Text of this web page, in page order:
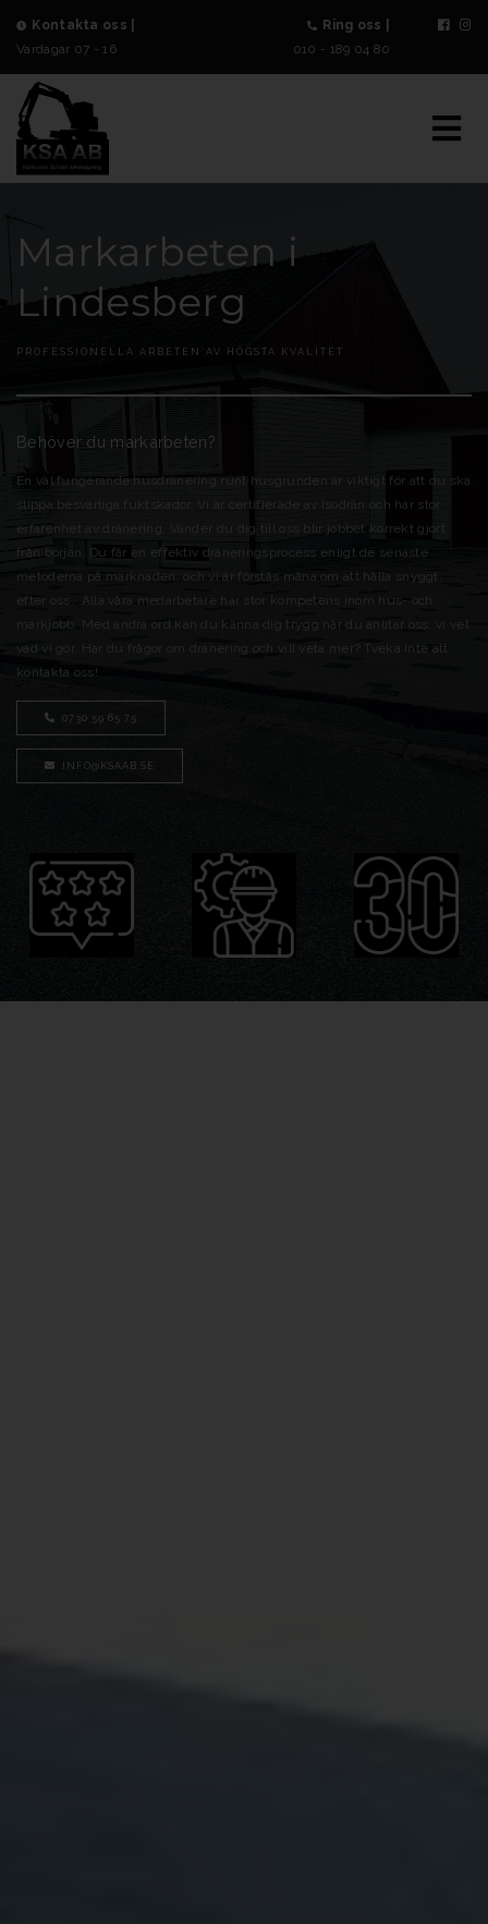
Kontakta oss |
Vardagar 07 - 16
Ring oss |
010 - 189 04 80
Markarbeten i
Lindesberg
PROFESSIONELLA ARBETEN AV HÖGSTA KVALITÉT
Behöver du markarbeten?
En väl fungerande husdränering runt husgrunden är viktigt för att du ska
slippa besvärliga fuktskador. Vi är certifierade av Isodrän och har stor
erfarenhet av dränering. Vänder du dig till oss blir jobbet korrekt gjort
från början. Du får en effektiv dräneringsprocess enligt de senaste
metoderna på marknaden, och vi är förstås måna om att hålla snyggt
efter oss. Alla våra medarbetare har stor kompetens inom hus- och
markjobb. Med andra ord kan du känna dig trygg när du anlitar oss, vi vet
vad vi gör. Har du frågor om dränering och vill veta mer? Tveka inte att
kontakta oss!
0730 59 65 75
INFO@KSAAB.SE